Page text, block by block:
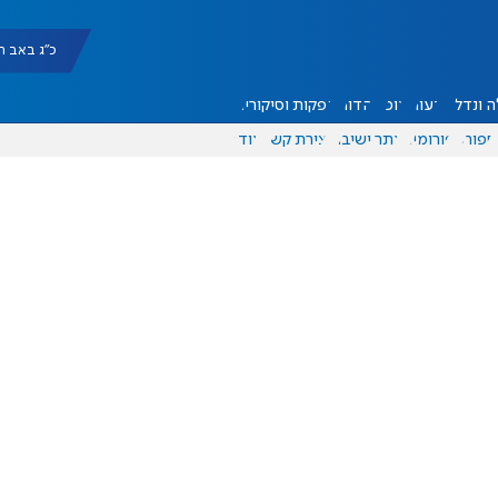
כ"ג באב תשפ"ו
ונדל"ן דעות אוכל יהדות הפקות וסיקורים
ספורט פורומים אתר ישיבה יצירת קשר עוד